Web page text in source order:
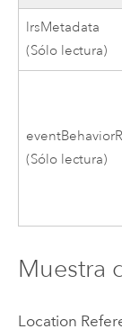
lrsMetadata
(Sólo lectura)
(Sólo lectura)
Muestra
Location